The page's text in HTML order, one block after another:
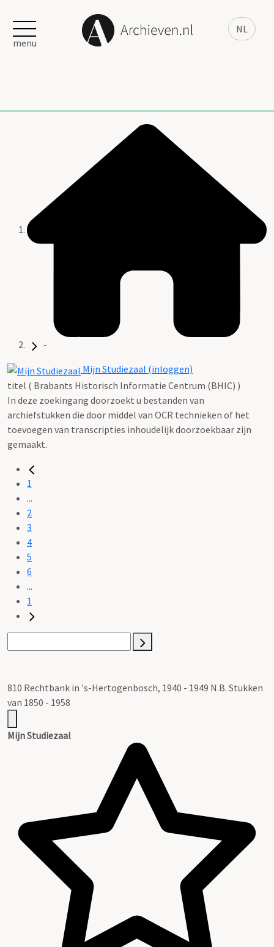
NL
menu
-
Mijn Studiezaal (inloggen)
titel ( Brabants Historisch Informatie Centrum (BHIC) )
In deze zoekingang doorzoekt u bestanden van
archiefstukken die door middel van OCR technieken of het
toevoegen van transcripties inhoudelijk doorzoekbaar zijn
gemaakt.
1
...
2
3
4
5
6
...
1
810 Rechtbank in 's-Hertogenbosch, 1940 - 1949 N.B. Stukken
van 1850 - 1958
Mijn Studiezaal